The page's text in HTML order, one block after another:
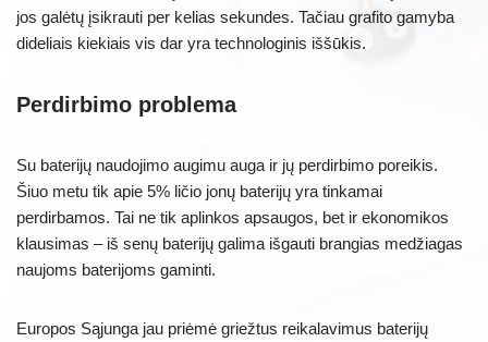
jos galėtų įsikrauti per kelias sekundes. Tačiau grafito gamyba
dideliais kiekiais vis dar yra technologinis iššūkis.
Perdirbimo problema
Su baterijų naudojimo augimu auga ir jų perdirbimo poreikis.
Šiuo metu tik apie 5% ličio jonų baterijų yra tinkamai
perdirbamos. Tai ne tik aplinkos apsaugos, bet ir ekonomikos
klausimas – iš senų baterijų galima išgauti brangias medžiagas
naujoms baterijoms gaminti.
Europos Sąjunga jau priėmė griežtus reikalavimus baterijų